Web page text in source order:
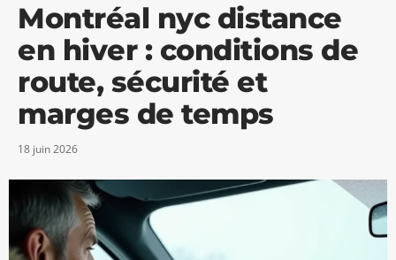
Montréal nyc distance
en hiver : conditions de
route, sécurité et
marges de temps
18 juin 2026